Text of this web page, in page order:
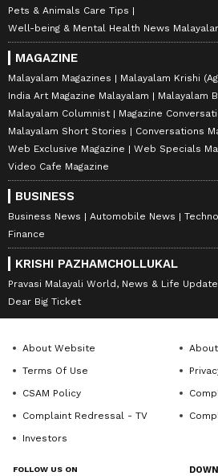
Pets & Animals Care Tips
Well-being & Mental Health News
MAGAZINE
Malayalam Magazines
Malayalam Krishi
India Art Magazine Malayalam
Malayalam
Malayalam Columnist
Magazine
Malayalam Short Stories
Conversations
Web Exclusive Magazine
Web Specials
Video Cafe Magazine
BUSINESS
Business News Automobile News
Finance
KRISHI PAZHAMCHOLLUKAL
Pravasi Malayali World, News & Life
Dear Big Ticket
About Website
Terms Of Use
CSAM Policy
Complaint Redressal - TV
Investors
FOLLOW US ON